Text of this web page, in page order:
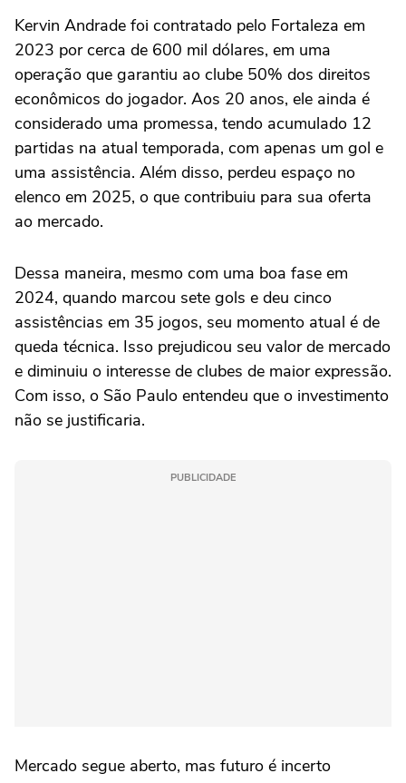
Kervin Andrade foi contratado pelo Fortaleza em
2023 por cerca de 600 mil dólares, em uma
operação que garantiu ao clube 50% dos direitos
econômicos do jogador. Aos 20 anos, ele ainda é
considerado uma promessa, tendo acumulado 12
partidas na atual temporada, com apenas um gol e
uma assistência. Além disso, perdeu espaço no
elenco em 2025, o que contribuiu para sua oferta
ao mercado.
Dessa maneira, mesmo com uma boa fase em
2024, quando marcou sete gols e deu cinco
assistências em 35 jogos, seu momento atual é de
queda técnica. Isso prejudicou seu valor de mercado
e diminuiu o interesse de clubes de maior expressão.
Com isso, o São Paulo entendeu que o investimento
não se justificaria.
PUBLICIDADE
Mercado segue aberto, mas futuro é incerto